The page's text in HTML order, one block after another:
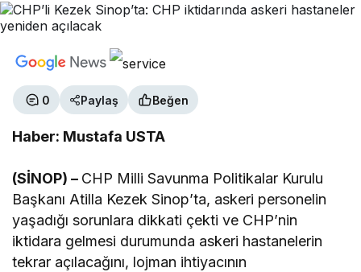
0 Paylaş Beğen
Haber: Mustafa USTA
(SİNOP) – CHP Milli Savunma Politikalar Kurulu
Başkanı Atilla Kezek Sinop’ta, askeri personelin
yaşadığı sorunlara dikkati çekti ve CHP’nin
iktidara gelmesi durumunda askeri hastanelerin
tekrar açılacağını, lojman ihtiyacının